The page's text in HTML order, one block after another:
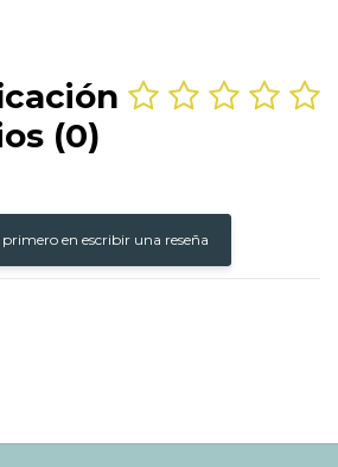
(0)
primero en escribir una reseña